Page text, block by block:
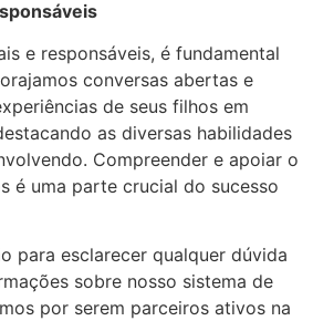
e responsáveis, é fundamental
conversas abertas e
de seus filhos em
as diversas habilidades
Compreender e apoiar o
é uma parte crucial do sucesso
para esclarecer qualquer dúvida
sobre nosso sistema de
por serem parceiros ativos na